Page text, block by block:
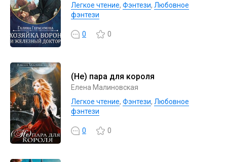
Легкое чтение, Фэнтези, Любовное
фэнтези
0 0
(Не) пара для короля
Елена Малиновская
Легкое чтение, Фэнтези, Любовное
фэнтези
0 0